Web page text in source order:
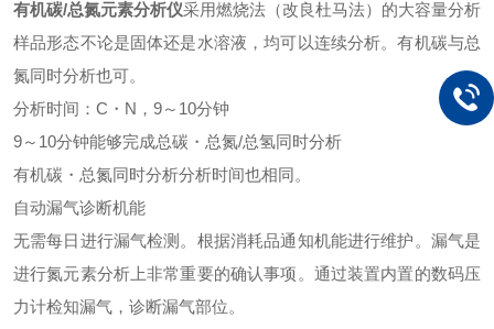
有机碳/总氮元素分析仪采用燃烧法（改良杜马法）的大容量分析
样品形态不论是固体还是水溶液，均可以连续分析。有机碳与总
氮同时分析也可。
分析时间：C・N，9～10分钟
9～10分钟能够完成总碳・总氮/总氢同时分析
有机碳・总氮同时分析分析时间也相同。
自动漏气诊断机能
无需每日进行漏气检测。根据消耗品通知机能进行维护。漏气是
进行氮元素分析上非常重要的确认事项。通过装置内置的数码压
力计检知漏气，诊断漏气部位。